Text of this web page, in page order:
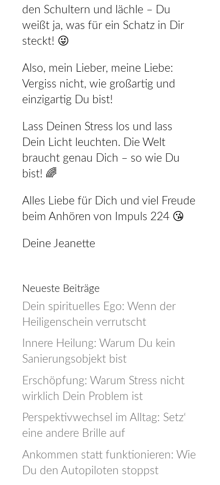
den Schultern und lächle – Du
weißt ja, was für ein Schatz in Dir
steckt! 😜
Also, mein Lieber, meine Liebe:
Vergiss nicht, wie großartig und
einzigartig Du bist!
Lass Deinen Stress los und lass
Dein Licht leuchten. Die Welt
braucht genau Dich – so wie Du
bist! 🌈
Alles Liebe für Dich und viel Freude
beim Anhören von Impuls 224 😘
Deine Jeanette
Neueste Beiträge
Dein spirituelles Ego: Wenn der
Heiligenschein verrutscht
Innere Heilung: Warum Du kein
Sanierungsobjekt bist
Erschöpfung: Warum Stress nicht
wirklich Dein Problem ist
Perspektivwechsel im Alltag: Setz‘
eine andere Brille auf
Ankommen statt funktionieren: Wie
Du den Autopiloten stoppst